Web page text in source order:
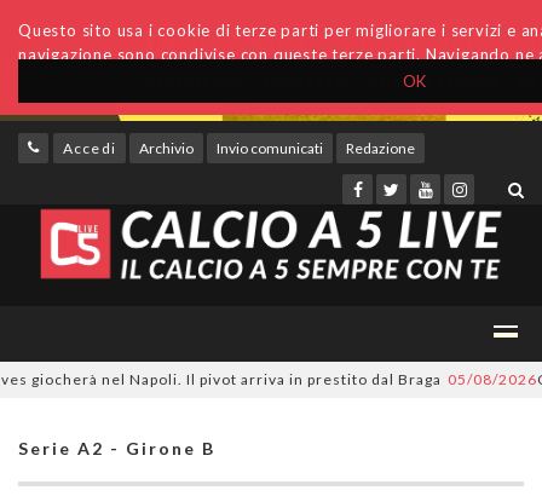
OK
Questo sito usa i cookie di terze parti per migliorare i servizi e
navigazione sono condivise con queste terze parti. Navigando
Accedi Archivio Invio comunicati Redazione
nel Napoli. Il pivot arriva in prestito dal Braga 05/08/2026CDM
Serie A2 - Girone B